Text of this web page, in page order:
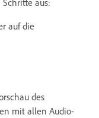
aus:
auf die
des
mit allen Audio-